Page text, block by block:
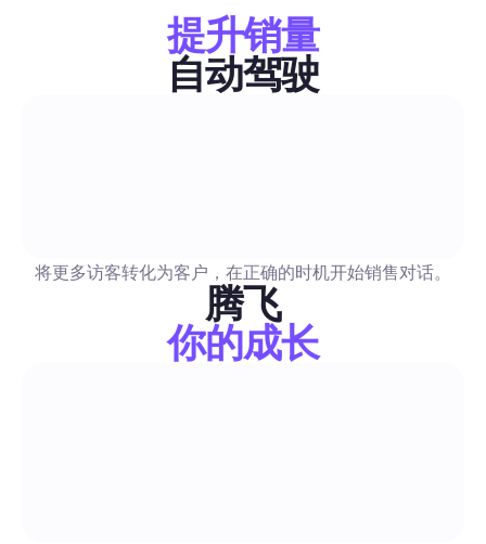
工具列表。学习如何优先处理问题，并将SEO结果转化为自动化
作流程，以提高小团队的覆盖率和响应时间。
提升粉丝数量与互动
获取一个从周四开始的分步计划，提供确切的时间窗口以测试帖
Reels 和故事，还包括时区调整的初始时间表。计划中包含 A/B
板、测量清单和准备好的自动化方案，可以安全地安排帖子和自
提升粉丝数量与互动
提升销量
自动驾驶
将更多访客转化为客户，在正确的时机开始销售对话。
腾飞
你的成长